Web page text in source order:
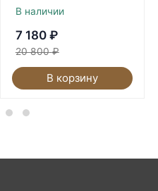
В наличии
7 180 ₽
20 800 ₽
В корзину